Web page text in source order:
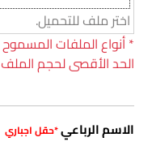
اختر ملف للتحميل.
*
الحد الأقصى لحجم الملف 2 ميغابايت
الاسم الرباعي